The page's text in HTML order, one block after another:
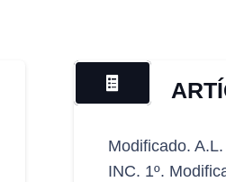
Modificado.
INC. 1º.